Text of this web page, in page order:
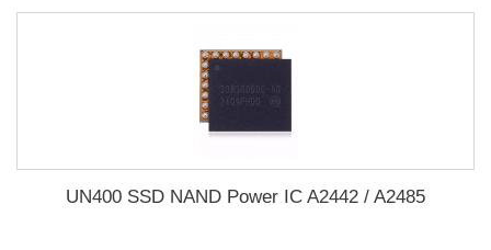
UN400 SSD NAND Power IC A2442 / A2485